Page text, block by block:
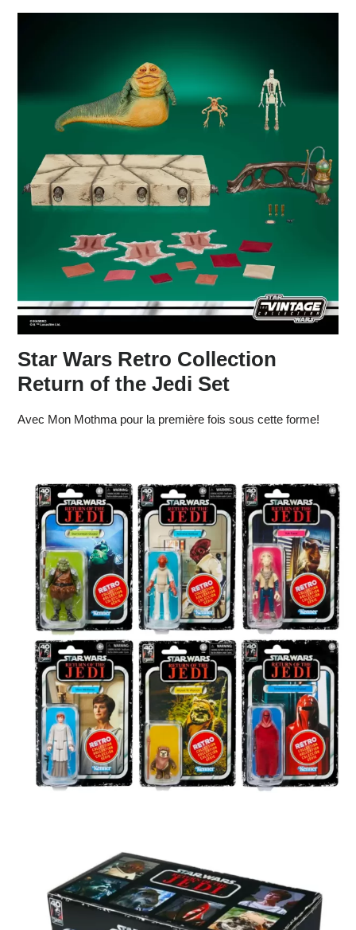
Star Wars Retro Collection
Return of the Jedi Set
Avec Mon Mothma pour la première fois sous cette forme!